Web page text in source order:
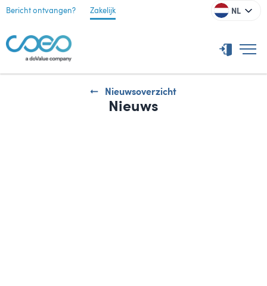
Bericht ontvangen? Zakelijk NL
Nieuwsoverzicht
Nieuws